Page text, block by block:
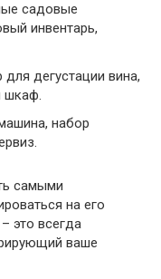
садовые
инвентарь,
дегустации вина,
шкаф.
набор
самыми
на его
– это всегда
ваше